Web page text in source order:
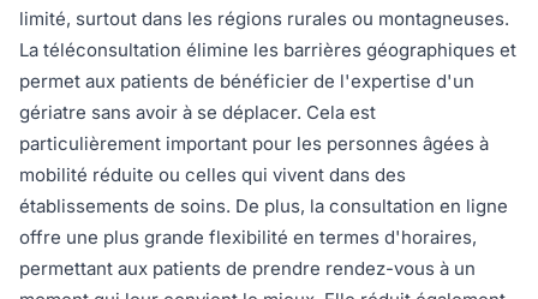
limité, surtout dans les régions rurales ou montagneuses.
La téléconsultation élimine les barrières géographiques et
permet aux patients de bénéficier de l'expertise d'un
gériatre sans avoir à se déplacer. Cela est
particulièrement important pour les personnes âgées à
mobilité réduite ou celles qui vivent dans des
établissements de soins. De plus, la consultation en ligne
offre une plus grande flexibilité en termes d'horaires,
permettant aux patients de prendre rendez-vous à un